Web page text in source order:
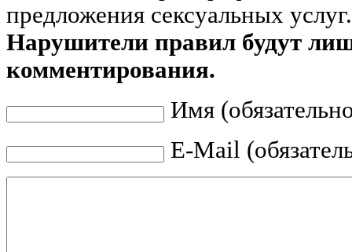
предложения сексуальных услуг.
Нарушители правил будут
комментирования.
Имя
E-Mail